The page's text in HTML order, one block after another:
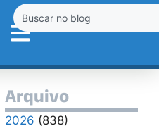
Arquivo
2026 (838)